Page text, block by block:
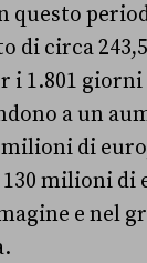
questo
di circa
i 1.801
a un
di
milioni di
e nel